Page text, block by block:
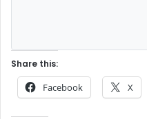
Share this:
Facebook X